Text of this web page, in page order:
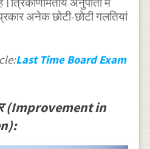
अनुपातों में
अनेक छोटी-छोटी गलतियां
Last Time Board Exam
(Improvement in